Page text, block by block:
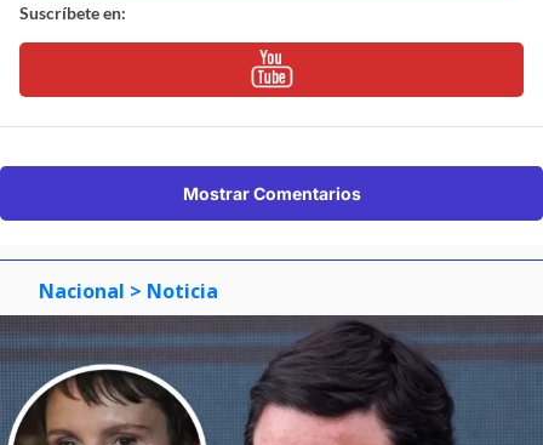
Suscríbete en:
Mostrar Comentarios
Nacional > Noticia